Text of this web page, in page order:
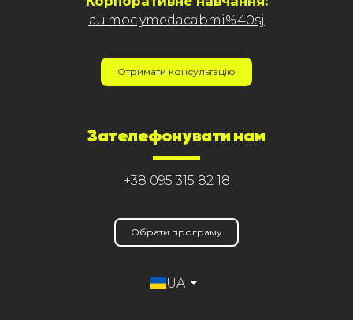
au.moc.ymedacabmi%40sj
Отримати консультацію
Зателефонувати нам
+38 095 315 82 18
Обрати програму
UA